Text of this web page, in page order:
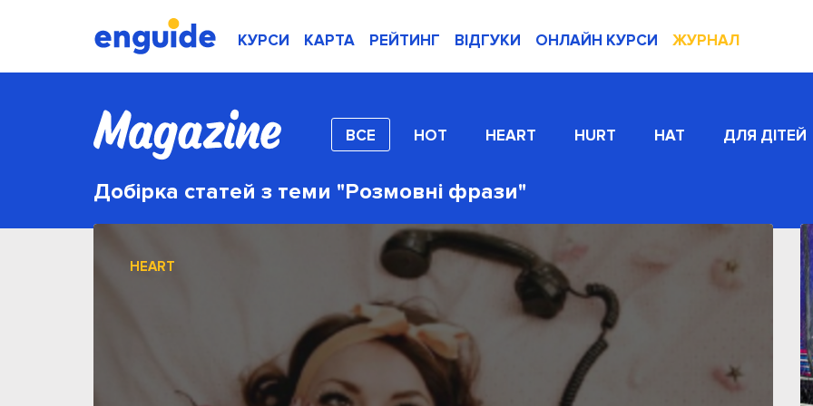
КУРСИ КАРТА РЕЙТИНГ ВІДГУКИ ОНЛАЙН КУРСИ ЖУРНАЛ
ВСЕ HOT HEART HURT HAT ДЛЯ ДІТЕЙ
Добірка статей з теми "Розмовні фрази"
HEART